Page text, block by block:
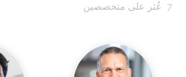
7 عُثر على متخصصين